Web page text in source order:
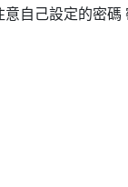
自己設定的密碼